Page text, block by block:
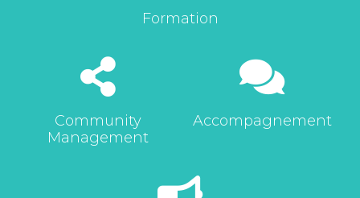
Formation
Community
Management
Accompagnement